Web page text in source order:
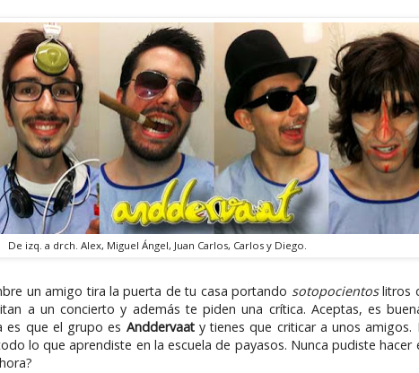
De izq. a drch. Alex, Miguel Ángel, Juan Carlos, Carlos y Diego.
un amigo tira la puerta de tu casa portando sotopocientoslitros
a un concierto y además te piden una crítica. Aceptas, es
es que el grupo es Anddervaaty tienes que criticar a unos amigos.
lo que aprendiste en la escuela de payasos. Nunca pudiste hacer